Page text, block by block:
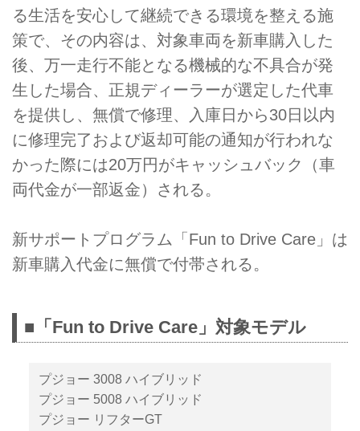
る生活を安心して継続できる環境を整える施
策で、その内容は、対象車両を新車購入した
後、万一走行不能となる機械的な不具合が発
生した場合、正規ディーラーが選定した代車
を提供し、無償で修理、入庫日から30日以内
に修理完了および返却可能の通知が行われな
かった際には20万円がキャッシュバック（車
両代金が一部返金）される。
新サポートプログラム「Fun to Drive Care」は
新車購入代金に無償で付帯される。
■「Fun to Drive Care」対象モデル
プジョー 3008 ハイブリッド
プジョー 5008 ハイブリッド
プジョー リフターGT